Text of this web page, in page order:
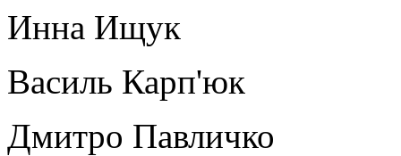
Инна Ищук
Василь Карп'юк
Дмитро Павличко